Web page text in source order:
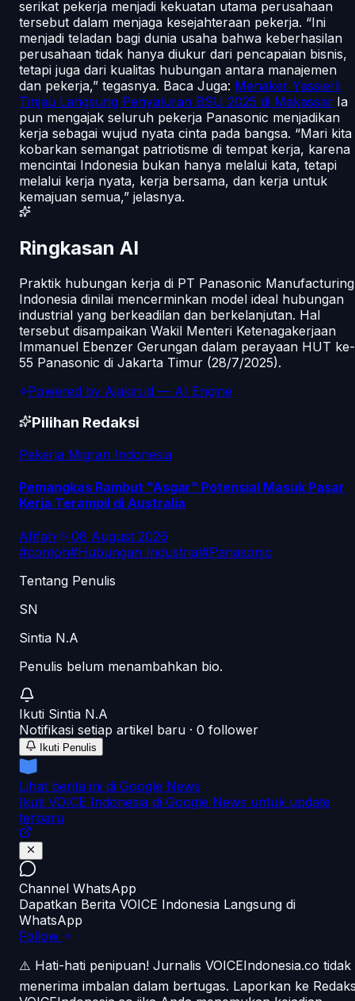
serikat pekerja menjadi kekuatan utama perusahaan
tersebut dalam menjaga kesejahteraan pekerja. “Ini
menjadi teladan bagi dunia usaha bahwa keberhasilan
perusahaan tidak hanya diukur dari pencapaian bisnis,
tetapi juga dari kualitas hubungan antara manajemen
dan pekerja,” tegasnya. Baca Juga: Menaker Yassierli
Tinjau Langsung Penyaluran BSU 2025 di Makassar Ia
pun mengajak seluruh pekerja Panasonic menjadikan
kerja sebagai wujud nyata cinta pada bangsa. “Mari kita
kobarkan semangat patriotisme di tempat kerja, karena
mencintai Indonesia bukan hanya melalui kata, tetapi
melalui kerja nyata, kerja bersama, dan kerja untuk
kemajuan semua,” jelasnya.
Ringkasan AI
Praktik hubungan kerja di PT Panasonic Manufacturing
Indonesia dinilai mencerminkan model ideal hubungan
industrial yang berkeadilan dan berkelanjutan. Hal
tersebut disampaikan Wakil Menteri Ketenagakerjaan
Immanuel Ebenzer Gerungan dalam perayaan HUT ke-
55 Panasonic di Jakarta Timur (28/7/2025).
Powered by Ajakin.id — AI Engine
Pilihan Redaksi
Pekerja Migran Indonesia
Pemangkas Rambut "Asgar" Potensial Masuk Pasar
Kerja Terampil di Australia
Afifah·
08 August 2026
#contoh#Hubungan Industrial#Panasonic
Tentang Penulis
SN
Sintia N.A
Penulis belum menambahkan bio.
Ikuti Sintia N.A
Notifikasi setiap artikel baru · 0 follower
Ikuti Penulis
Lihat berita ini di Google News
Ikuti VOICE Indonesia di Google News untuk update
terbaru
Channel WhatsApp
Dapatkan Berita VOICE Indonesia Langsung di
WhatsApp
Follow
⚠️ Hati-hati penipuan! Jurnalis VOICEIndonesia.co tidak
menerima imbalan dalam bertugas. Laporkan ke